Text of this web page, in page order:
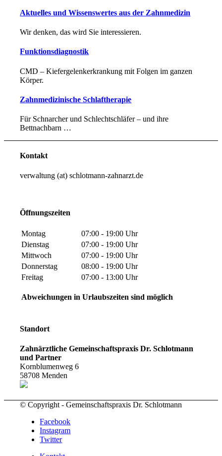
Aktuelles und Wissenswertes aus der Zahnmedizin
Wir denken, das wird Sie interessieren.
Funktionsdiagnostik
CMD – Kiefergelenk­erkrank­ung mit Folgen im ganzen
Körper.
Zahnmedizinische Schlaftherapie
Für Schnarcher und Schlechtschläfer – und ihre
Bettnachbarn …
Kontakt
verwaltung (at) schlotmann-zahnarzt.de
Öffnungszeiten
Montag
07:00 - 19:00 Uhr
Dienstag
07:00 - 19:00 Uhr
Mittwoch
07:00 - 19:00 Uhr
Donnerstag
08:00 - 19:00 Uhr
Freitag
07:00 - 13:00 Uhr
Abweichungen in Urlaubszeiten sind möglich
Standort
Zahnärztliche Gemeinschaftspraxis Dr. Schlotmann
und Partner
Kornblumenweg 6
58708 Menden
© Copyright - Gemeinschaftspraxis Dr. Schlotmann
Facebook
Instagram
Twitter